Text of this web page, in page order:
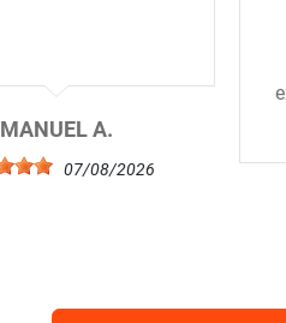
MANUEL A.
07/08/2026